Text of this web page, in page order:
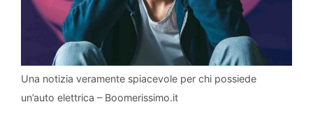
Una notizia veramente spiacevole per chi possiede
un’auto elettrica – Boomerissimo.it